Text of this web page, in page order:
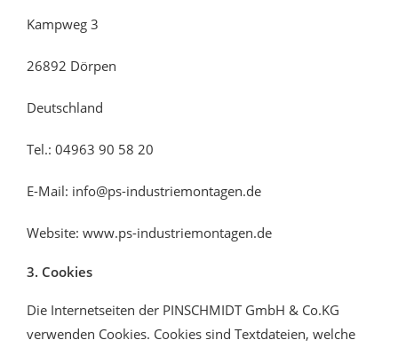
Kampweg 3
26892 Dörpen
Deutschland
Tel.: 04963 90 58 20
E-Mail: info@ps-industriemontagen.de
Website: www.ps-industriemontagen.de
3. Cookies
Die Internetseiten der PINSCHMIDT GmbH & Co.KG
verwenden Cookies. Cookies sind Textdateien, welche